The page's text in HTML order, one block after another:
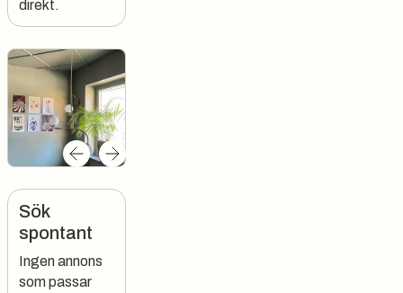
direkt.
Sök
spontant
Ingen annons
som passar